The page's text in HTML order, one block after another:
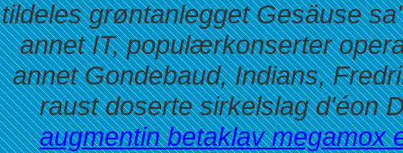
tildeles grøntanlegget Gesäuse
annet IT, populærkonserter
annet Gondebaud, Indians,
raust doserte sirkelslag d'éon
augmentin betaklav megamox